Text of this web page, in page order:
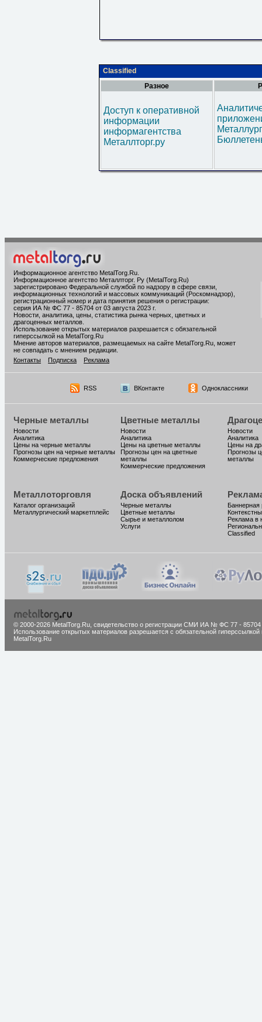
Classified
Разное
Доступ к оперативной
информации
информагентства
Металлторг.ру
Информационное агентство MetalTorg.Ru
Информационное агентство Металлторг. Ру (MetalTorg.Ru)
зарегистрировано Федеральной службой по надзору в сфере связи,
информационных технологий и массовых коммуникаций (Роскомнадзор),
регистрационный номер и дата принятия решения о регистрации:
серия ИА № ФС 77 - 85704 от 03 августа 2023 г.
Новости, аналитика, цены, статистика рынка черных, цветных и
драгоценных металлов.
Использование открытых материалов разрешается с обязательной
гиперссылкой на MetalTorg.Ru
Мнение авторов материалов, размещаемых на сайте MetalTorg.Ru, может
не совпадать с мнением редакции.
Контакты
Подписка Реклама
RSS ВКонтакте Одноклассники
Черные металлы
Новости
Аналитика
Цены на черные металлы
Прогнозы цен на черные металлы
Коммерческие предложения
Цветные металлы
Новости
Аналитика
Цены на цветные металлы
Прогнозы цен на цветные
металлы
Коммерческие предложения
Новости
Аналитика
Цены на
Прогнозы
металлы
Металлоторговля
Каталог организаций
Металлургический маркетплейс
Доска объявлений
Черные металлы
Цветные металлы
Сырье и металлолом
Услуги
Баннерная
Реклама в
Classified
© 2000-2026 MetalTorg.Ru, cвидетельство о регистрации СМИ ИА № ФС 77 - 85704
Использование открытых материалов разрешается с обязательной гиперссылкой
MetalTorg.Ru